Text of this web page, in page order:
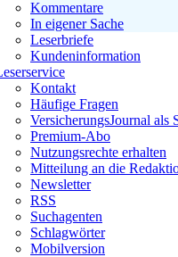
Kommentare
In eigener Sache
Leserbriefe
Kundeninformation
Kontakt
Häufige Fragen
VersicherungsJournal als
Premium-Abo
Nutzungsrechte erhalten
Mitteilung an die
Newsletter
RSS
Suchagenten
Schlagwörter
Mobilversion